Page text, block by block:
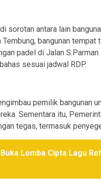
sorotan antara lain
Tembung, bangunan
padel di Jalan
sesuai jadwal RDP.
pemilik bangunan
Sementara itu,
tegas, termasuk
Lomba Cipta Lagu